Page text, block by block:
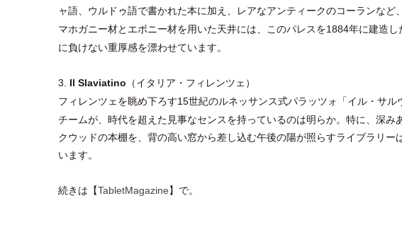
ャ語、ウルドゥ語で書かれた本に加え、レアなアンティークのコーランなど
マホガニー材とエボニー材を用いた天井には、このパレスを1884年に建造し
に負けない重厚感を漂わせています。
3. Il Slaviatino
（イタリア・フィレンツェ）
フィレンツェを眺め下ろす15世紀のルネッサンス式パラッツォ「イル・サ
チームが、時代を超えた見事なセンスを持っているのは明らか。特に、深
クウッドの本棚を、背の高い窓から差し込む午後の陽が照らすライブラリ
います。
続きは【TabletMagazine】で。